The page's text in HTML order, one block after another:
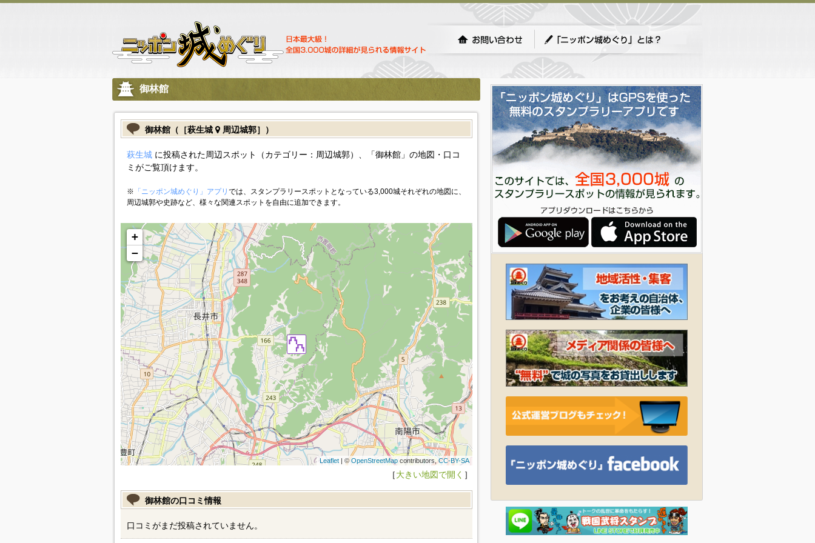
御林館
御林館（［萩生城 周辺城郭］）
萩生城に投稿された周辺スポット（カテゴリー：周辺城郭）、「御林館」の地図・口コ
ミがご覧頂けます。
※ 「ニッポン城めぐり」アプリ では、スタンプラリースポットとなっている3,000城それぞれの地図に、
周辺城郭や史跡など、様々な関連スポットを自由に追加できます。
+
−
Leaflet| ©OpenStreetMapcontributors,CC-BY-SA
［大きい地図で開く ］
御林館の口コミ情報
口コミがまだ投稿されていません。